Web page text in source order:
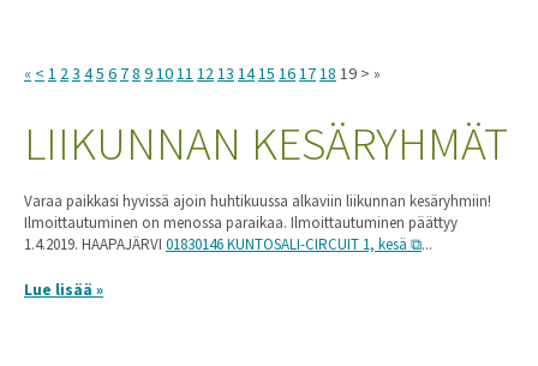
« < 1 23 45 6 78 91011 1213 1415 161718 19 > »
LIIKUNNAN KESÄRYHMÄT
Varaa paikkasi hyvissä ajoin huhtikuussa alkaviin liikunnan kesäryhmiin!
Ilmoittautuminen on menossa paraikaa. Ilmoittautuminen päättyy
1.4.2019. HAAPAJÄRVI 01830146 KUNTOSALI-CIRCUIT 1, kesä ...
Lue lisää »